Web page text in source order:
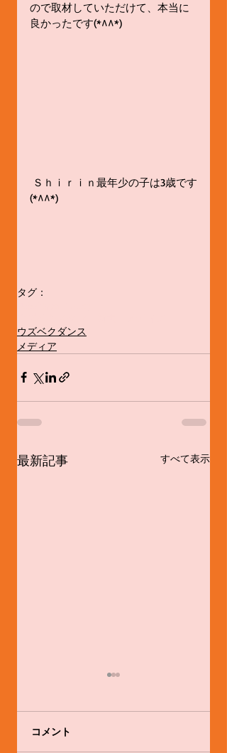
ので取材していただけて、本当に
良かったです(*^^*)
(*^^*)
タグ：
ウズベクダンス
メディア
最新記事 すべて表示
コメント